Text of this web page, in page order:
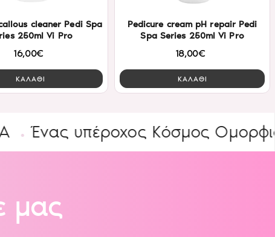
cleaner Pedi Spa
250ml Vi Pro
16,00€
ΚΑΛΑΘΙ
Pedicure cream pH repair Pedi
Spa Series 250ml Vi Pro
18,00€
ΚΑΛΑΘΙ
υπέροχος Κόσμος Ομορφιάς
μας